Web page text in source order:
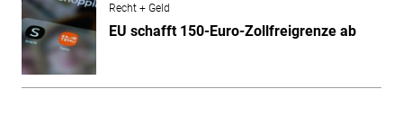
Recht + Geld
EU schafft 150-Euro-Zollfreigrenze ab